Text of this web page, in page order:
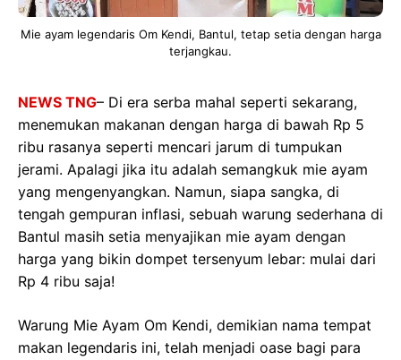
Mie ayam legendaris Om Kendi, Bantul, tetap setia dengan harga
terjangkau.
NEWS TNG– Di era serba mahal seperti sekarang,
menemukan makanan dengan harga di bawah Rp 5
ribu rasanya seperti mencari jarum di tumpukan
jerami. Apalagi jika itu adalah semangkuk mie ayam
yang mengenyangkan. Namun, siapa sangka, di
tengah gempuran inflasi, sebuah warung sederhana di
Bantul masih setia menyajikan mie ayam dengan
harga yang bikin dompet tersenyum lebar: mulai dari
Rp 4 ribu saja!
Warung Mie Ayam Om Kendi, demikian nama tempat
makan legendaris ini, telah menjadi oase bagi para